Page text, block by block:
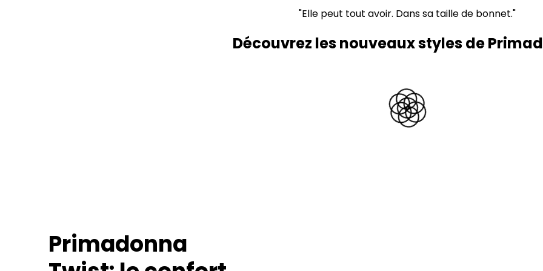
"Elle peut tout avoir. Dans sa taille de bonnet."
Découvrez les nouveaux styles de
Primadonna